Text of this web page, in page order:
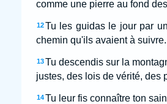
comme une pierre au fond
12 Tu les guidas le jour par
chemin qu'ils avaient à suivre.
13 Tu descendis sur la
justes, des lois de vérité, des
14 Tu leur fis connaître ton